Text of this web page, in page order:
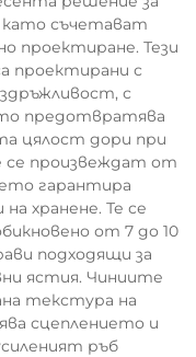
като съчетават
проектиране. Тези
проектирани с
с
предотвратява
цялост дори при
се произвеждат от
гарантира
на хранене. Те се
от 7 до 10
подходящи за
ястия. Чиниите
текстура на
сцеплението и
ръб